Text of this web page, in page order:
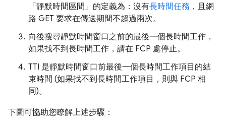
「靜默時間區間」 的定義為：沒有長時間任務 ，且網
路 GET 要求在傳送期間不超過兩次。
向後搜尋靜默時間窗口之前的最後一個長時間工作，
如果找不到長時間工作，請在 FCP 處停止。
TTI 是靜默時間窗口前最後一個長時間工作項目的結
束時間 (如果找不到長時間工作項目，則與 FCP 相
同)。
下圖可協助您瞭解上述步驟：